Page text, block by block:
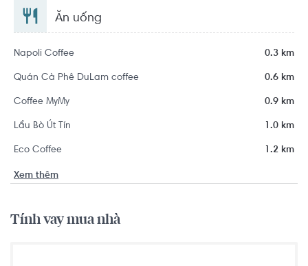
Ăn uống
Napoli Coffee 0.3 km
Quán Cà Phê DuLam coffee 0.6 km
Coffee MyMy 0.9 km
Lẩu Bò Út Tín 1.0 km
Eco Coffee 1.2 km
Xem thêm
Tính vay mua nhà